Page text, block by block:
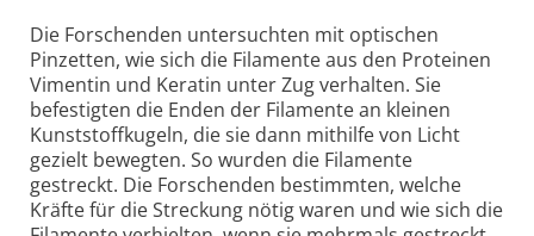
Die Forschenden untersuchten mit optischen
Pinzetten, wie sich die Filamente aus den Proteinen
Vimentin und Keratin unter Zug verhalten. Sie
befestigten die Enden der Filamente an kleinen
Kunststoff­kugeln, die sie dann mithilfe von Licht
gezielt bewegten. So wurden die Filamente
gestreckt. Die Forschenden bestimmten, welche
Kräfte für die Streckung nötig waren und wie sich die